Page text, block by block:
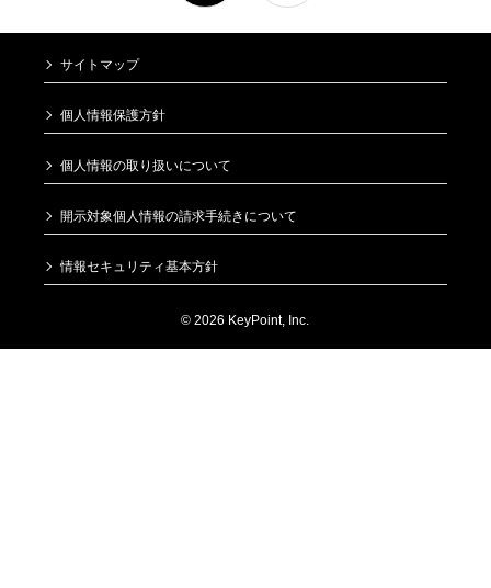
サイトマップ
個人情報保護方針
個人情報の取り扱いについて
開示対象個人情報の請求手続きについて
情報セキュリティ基本方針
© 2026 KeyPoint, Inc.